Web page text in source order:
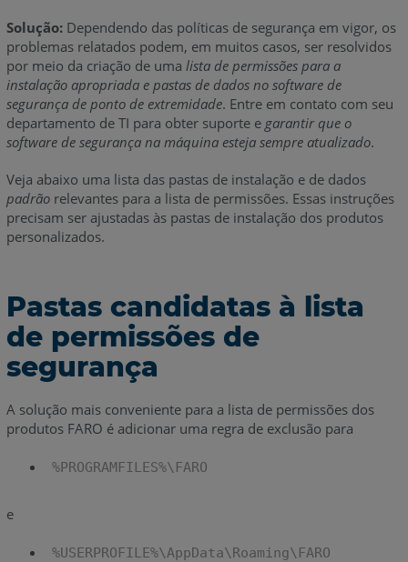
Solução:Dependendo das políticas de segurança em vigor, os
problemas relatados podem, em muitos casos, ser resolvidos
por meio da criação de uma lista de permissões para a
instalação apropriada e pastas de dados no software de
segurança de ponto de extremidade. Entre em contato com seu
departamento de TI para obter suporte e garantir que o
software de segurança na máquina esteja sempre atualizado.
Veja abaixo uma lista das pastas de instalação e de dados
padrãorelevantes para a lista de permissões. Essas instruções
precisam ser ajustadas às pastas de instalação dos produtos
personalizados.
Pastas candidatas à lista
de permissões de
segurança
A solução mais conveniente para a lista de permissões dos
produtos FARO é adicionar uma regra de exclusão para
%PROGRAMFILES%\FARO
e
%USERPROFILE%\AppData\Roaming\FARO